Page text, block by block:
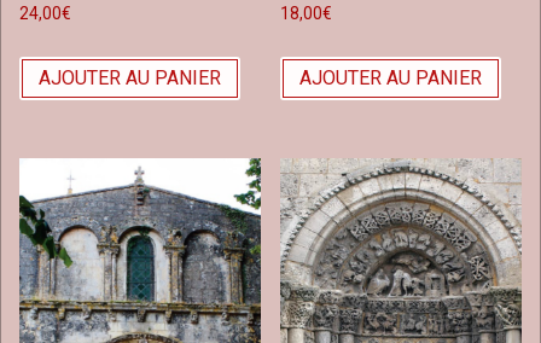
24,00€
AJOUTER AU PANIER
18,00€
AJOUTER AU PANIER